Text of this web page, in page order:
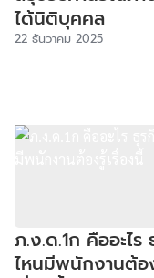
ได้นิติบุคคล
22 ธันวาคม 2025
ภ.ง.ด.1ก คืออะไร
ไหนมีพนักงานต้อ